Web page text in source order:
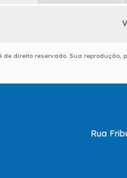
de direito reservado. Sua reprodução,
Rua